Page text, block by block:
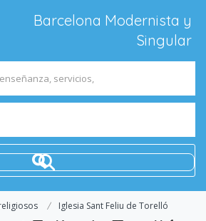
Barcelona Modernista y
Singular
Iglesia Sant Feliu de Torelló